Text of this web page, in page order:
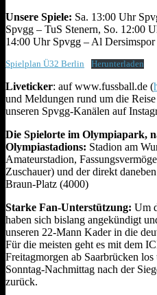
Unsere Spiele: Sa. 13:00 Uhr
Spvgg – TuS Stenern, So. 12:00
14:00 Uhr Spvgg – Al Dersimspor
Spielplan Ü32 Berlin Herunterladen
Liveticker: auf www.fussball.de (
und Meldungen rund um die
unseren Spvgg-Kanälen auf
Die Spielorte im Olympiapark,
Olympiastadions: Stadion am
Amateurstadion,
Zuschauer) und der direkt
Braun-Platz (4000)
Starke Fan-Unterstützung: Um
haben sich bislang angekündigt
unseren 22-Mann Kader in die
Für die meisten geht es mit dem
Freitagmorgen ab Saarbrücken los
Sonntag-Nachmittag nach der
zurück.